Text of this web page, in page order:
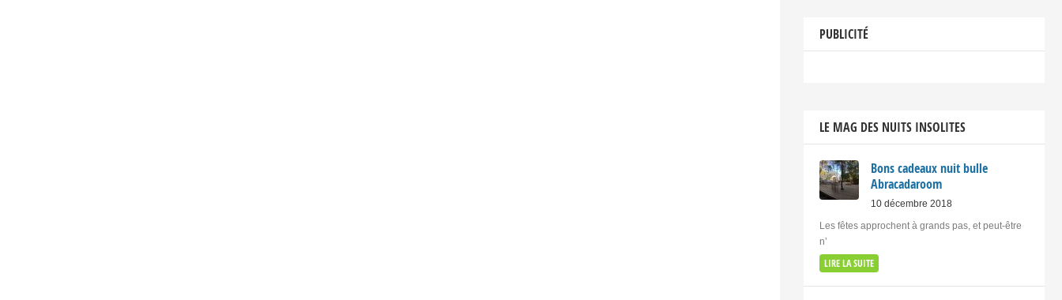
PUBLICITÉ
LE MAG DES NUITS INSOLITES
Bons cadeaux nuit bulle
Abracadaroom
10 décembre 2018
Les fêtes approchent à grands pas, et peut-être
n’
LIRE LA SUITE